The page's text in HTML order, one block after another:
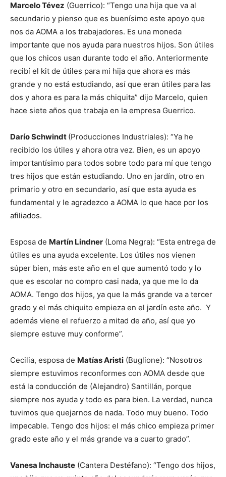
Marcelo Tévez (Guerrico): “Tengo una hija que va al
secundario y pienso que es buenísimo este apoyo que
nos da AOMA a los trabajadores. Es una moneda
importante que nos ayuda para nuestros hijos. Son útiles
que los chicos usan durante todo el año. Anteriormente
recibí el kit de útiles para mi hija que ahora es más
grande y no está estudiando, así que eran útiles para las
dos y ahora es para la más chiquita” dijo Marcelo, quien
hace siete años que trabaja en la empresa Guerrico.
Darío Schwindt (Producciones Industriales): “Ya he
recibido los útiles y ahora otra vez. Bien, es un apoyo
importantísimo para todos sobre todo para mí que tengo
tres hijos que están estudiando. Uno en jardín, otro en
primario y otro en secundario, así que esta ayuda es
fundamental y le agradezco a AOMA lo que hace por los
afiliados.
Esposa de Martín Lindner (Loma Negra): “Esta entrega de
útiles es una ayuda excelente. Los útiles nos vienen
súper bien, más este año en el que aumentó todo y lo
que es escolar no compro casi nada, ya que me lo da
AOMA. Tengo dos hijos, ya que la más grande va a tercer
grado y el más chiquito empieza en el jardín este año. Y
además viene el refuerzo a mitad de año, así que yo
siempre estuve muy conforme”.
Cecilia, esposa de Matías Aristi (Buglione): “Nosotros
siempre estuvimos reconformes con AOMA desde que
está la conducción de (Alejandro) Santillán, porque
siempre nos ayuda y todo es para bien. La verdad, nunca
tuvimos que quejarnos de nada. Todo muy bueno. Todo
impecable. Tengo dos hijos: el más chico empieza primer
grado este año y el más grande va a cuarto grado”.
Vanesa Inchauste (Cantera Destéfano): “Tengo dos hijos,